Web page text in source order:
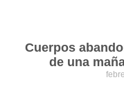
Cuerpos
de una